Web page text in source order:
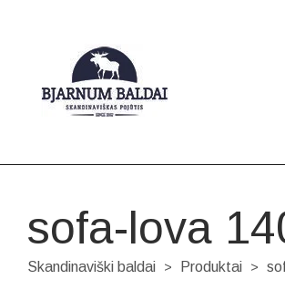
sofa-lova
Skandinaviški baldai > Produktai >